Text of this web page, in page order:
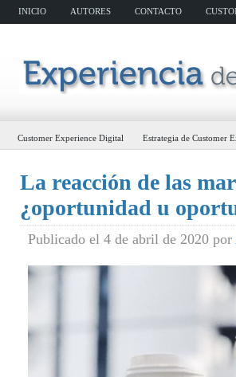
INICIO AUTORES CONTACTO
Customer Experience Digital Estrategia de Customer
La reacción de las
¿oportunidad u
Publicado el 4 de abril de 2020 por